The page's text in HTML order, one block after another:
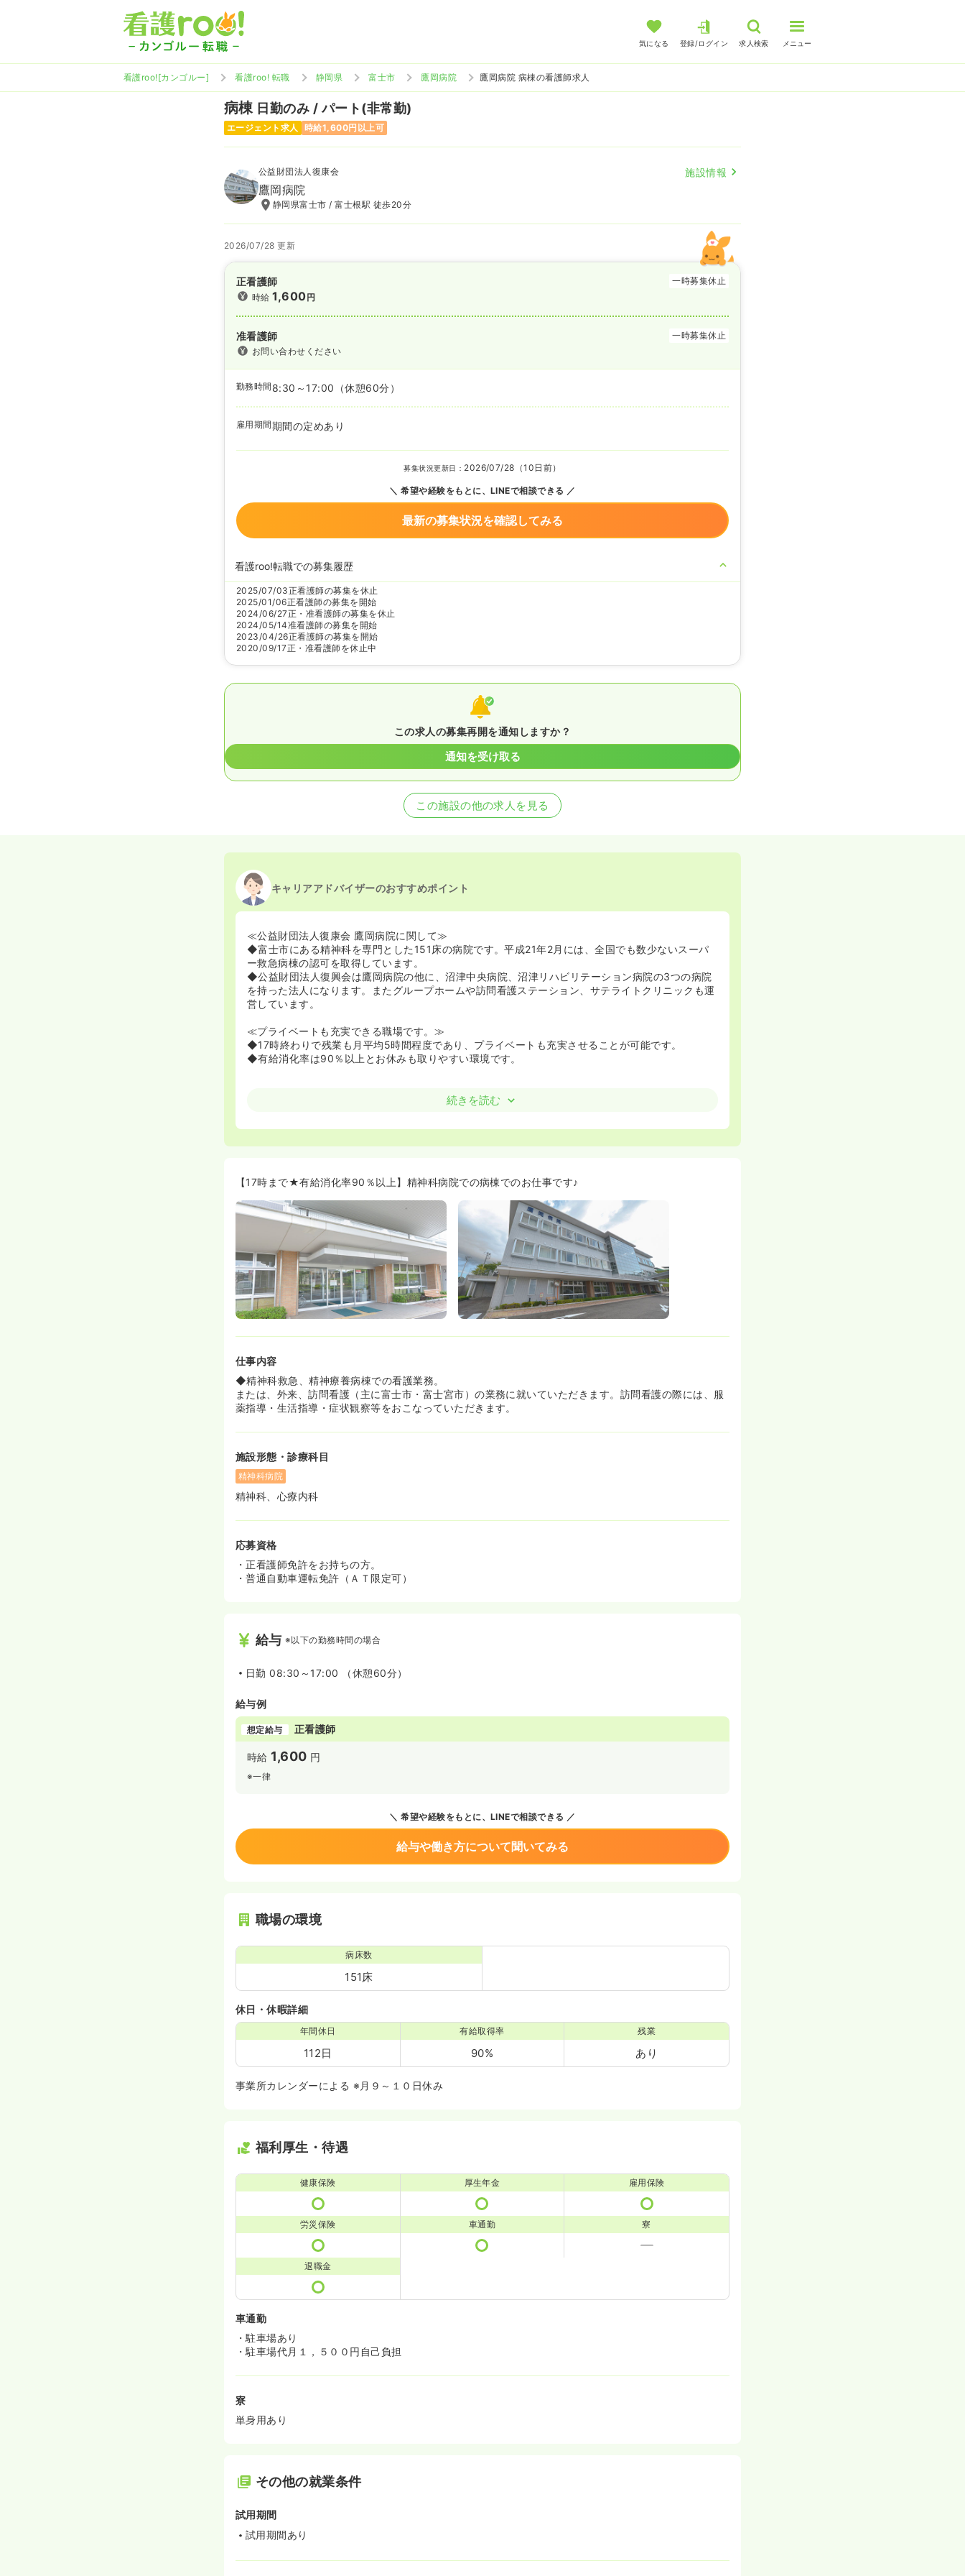
気になる 登録/ログイン 求人検索 メニュー
看護roo![カンゴルー] 看護roo! 転職 静岡県 富士市 鷹岡病院 鷹岡病院 病棟の看護師求人
病棟 日勤のみ / パート(非常勤)
エージェント求人 時給1,600円以上可
公益財団法人復康会 施設情報
鷹岡病院
静岡県富士市 / 富士根駅 徒歩20分
2026/07/28 更新
正看護師
一時募集休止
時給1,600円
准看護師
一時募集休止
お問い合わせください
勤務時間 8:30～17:00 （休憩60分）
雇用期間期間の定めあり
募集状況更新日： 2026/07/28（10日前）
希望や経験をもとに、LINEで相談できる
最新の募集状況を確認してみる
看護roo!転職での募集履歴
2025/07/03正看護師の募集を休止
2025/01/06正看護師の募集を開始
2024/06/27正・准看護師の募集を休止
2024/05/14准看護師の募集を開始
2023/04/26正看護師の募集を開始
2020/09/17正・准看護師を休止中
この求人の募集再開を通知しますか？
通知を受け取る
この施設の他の求人を見る
キャリアアドバイザーのおすすめポイント
≪公益財団法人復康会 鷹岡病院に関して≫
◆富士市にある精神科を専門とした151床の病院です。平成21年2月には、全国でも数少ないスーパ
ー救急病棟の認可を取得しています。
◆公益財団法人復興会は鷹岡病院の他に、沼津中央病院、沼津リハビリテーション病院の3つの病院
を持った法人になります。またグループホームや訪問看護ステーション、サテライトクリニックも運
営しています。
≪プライベートも充実できる職場です。≫
◆17時終わりで残業も月平均5時間程度であり、プライベートも充実させることが可能です。
◆有給消化率は90％以上とお休みも取りやすい環境です。
続きを読む
【17時まで★有給消化率90％以上】精神科病院での病棟でのお仕事です♪
仕事内容
◆精神科救急、精神療養病棟での看護業務。
または、外来、訪問看護（主に富士市・富士宮市）の業務に就いていただきます。訪問看護の際には、服
薬指導・生活指導・症状観察等をおこなっていただきます。
施設形態・診療科目
精神科病院
精神科、心療内科
応募資格
・正看護師免許をお持ちの方。
・普通自動車運転免許（ＡＴ限定可）
給与 ※以下の勤務時間の場合
日勤 08:30～17:00 （休憩60分）
給与例
想定給与 正看護師
時給 1,600 円
※一律
希望や経験をもとに、LINEで相談できる
給与や働き方について聞いてみる
職場の環境
病床数
151床
休日・休暇詳細
年間休日
112日
有給取得率
90%
残業
あり
事業所カレンダーによる ※月９～１０日休み
福利厚生・待遇
健康保険 厚生年金 雇用保険
労災保険 車通勤 寮
退職金
車通勤
・駐車場あり
・駐車場代月１，５００円自己負担
寮
単身用あり
その他の就業条件
試用期間
試用期間あり